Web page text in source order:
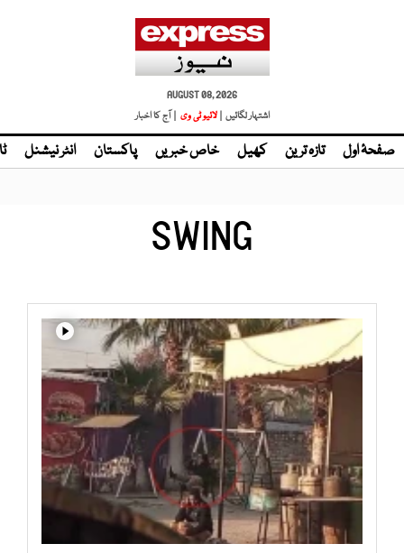
AUGUST 08, 2026
اشتہار لگائیں | لائیو ٹی وی | آج کا اخبار
صفحۂ اول تازہ ترین کھیل خاص خبریں پاکستان انٹر نیشنل
SWING